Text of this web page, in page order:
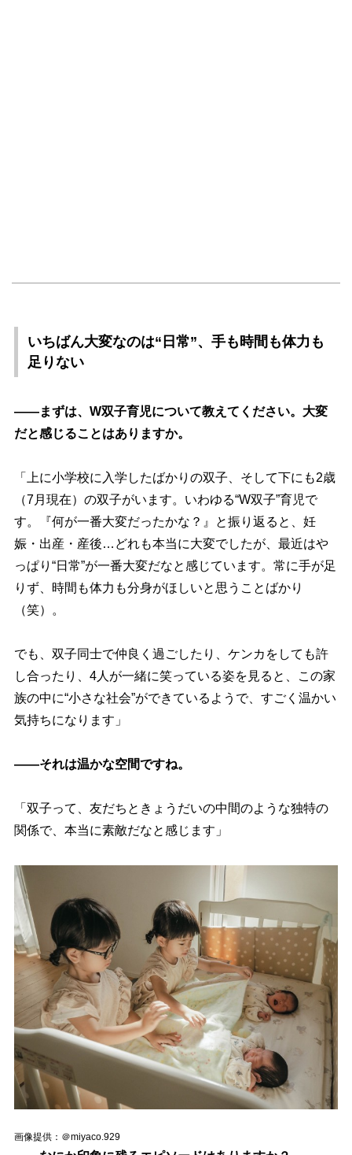
いちばん大変なのは“日常”、手も時間も体力も
足りない
――まずは、W双子育児について教えてください。大変
だと感じることはありますか。
「上に小学校に入学したばかりの双子、そして下にも2歳
（7月現在）の双子がいます。いわゆる“W双子”育児で
す。『何が一番大変だったかな？』と振り返ると、妊
娠・出産・産後…どれも本当に大変でしたが、最近は
っぱり“日常”が一番大変だなと感じています。常に手が足
りず、時間も体力も分身がほしいと思うことばかり
（笑）。
でも、双子同士で仲良く過ごしたり、ケンカをしても許
し合ったり、4人が一緒に笑っている姿を見ると、この家
族の中に“小さな社会”ができているようで、すごく温かい
気持ちになります」
――それは温かな空間ですね。
「双子って、友だちときょうだいの中間のような独特の
関係で、本当に素敵だなと感じます」
画像提供：＠miyaco.929